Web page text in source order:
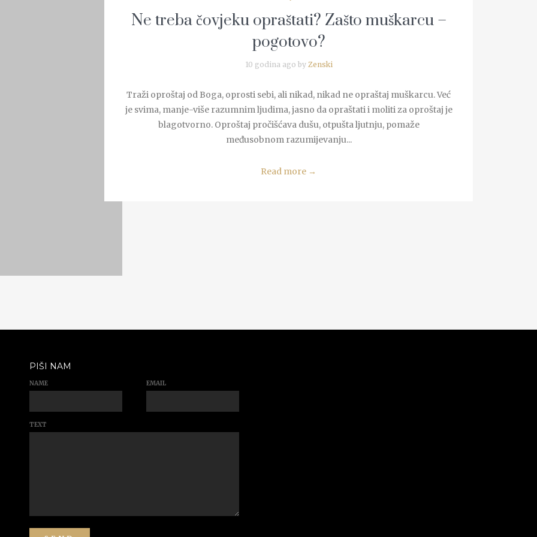
Ne treba čovjeku opraštati? Zašto muškarcu –
pogotovo?
10 godina ago by Zenski
Traži oproštaj od Boga, oprosti sebi, ali nikad, nikad ne opraštaj muškarcu. Već
je svima, manje-više razumnim ljudima, jasno da opraštati i moliti za oproštaj je
blagotvorno. Oproštaj pročišćava dušu, otpušta ljutnju, pomaže
međusobnom razumijevanju...
Read more →
PIŠI NAM
NAME EMAIL
TEXT